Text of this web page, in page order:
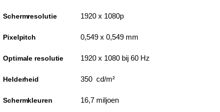
Schermresolutie 1920 x 1080p
Pixelpitch 0,549 x 0,549 mm
Optimale resolutie 1920 x 1080 bij 60 Hz
Helderheid 350 cd/m²
Schermkleuren 16,7 miljoen